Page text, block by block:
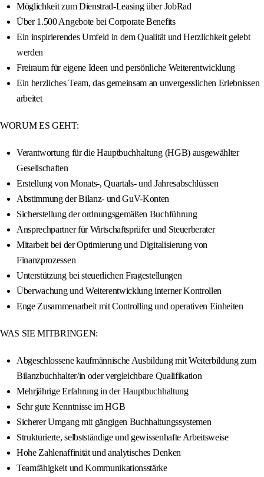
Möglichkeit zum Dienstrad-Leasing über JobRad
Über 1.500 Angebote bei Corporate Benefits
Ein inspirierendes Umfeld in dem Qualität und Herzlichkeit gelebt
werden
Freiraum für eigene Ideen und persönliche Weiterentwicklung
Ein herzliches Team, das gemeinsam an unvergesslichen Erlebnissen
arbeitet
WORUM ES GEHT:
Verantwortung für die Hauptbuchhaltung (HGB) ausgewählter
Gesellschaften
Erstellung von Monats-, Quartals- und Jahresabschlüssen
Abstimmung der Bilanz- und GuV-Konten
Sicherstellung der ordnungsgemäßen Buchführung
Ansprechpartner für Wirtschaftsprüfer und Steuerberater
Mitarbeit bei der Optimierung und Digitalisierung von
Finanzprozessen
Unterstützung bei steuerlichen Fragestellungen
Überwachung und Weiterentwicklung interner Kontrollen
Enge Zusammenarbeit mit Controlling und operativen Einheiten
WAS SIE MITBRINGEN:
Abgeschlossene kaufmännische Ausbildung mit Weiterbildung zum
Bilanzbuchhalter/in oder vergleichbare Qualifikation
Mehrjährige Erfahrung in der Hauptbuchhaltung
Sehr gute Kenntnisse im HGB
Sicherer Umgang mit gängigen Buchhaltungssystemen
Strukturierte, selbstständige und gewissenhafte Arbeitsweise
Hohe Zahlenaffinität und analytisches Denken
Teamfähigkeit und Kommunikationsstärke